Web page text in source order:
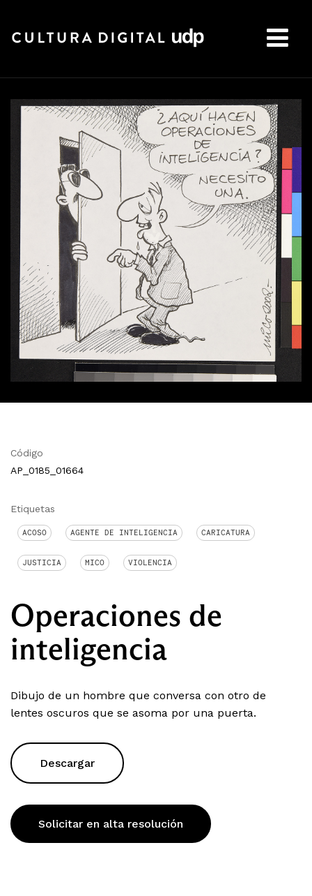
Código
AP_0185_01664
Etiquetas
ACOSO AGENTE DE INTELIGENCIA CARICATURA
JUSTICIA MICO VIOLENCIA
Operaciones de
inteligencia
Dibujo de un hombre que conversa con otro de
lentes oscuros que se asoma por una puerta.
Descargar
Solicitar en alta resolución